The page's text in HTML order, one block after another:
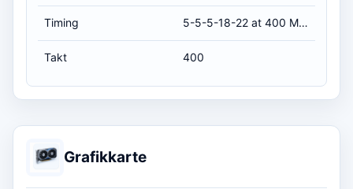
Timing 5-5-5-18-22 at 400 MHz, at 1.8 volts (CL-RCD-RP-RAS-RC)
Takt 400
Grafikkarte